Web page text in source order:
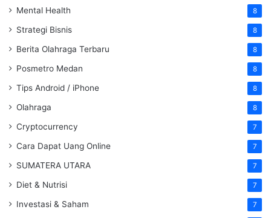
Mental Health 8
Strategi Bisnis 8
Berita Olahraga Terbaru 8
Posmetro Medan 8
Tips Android / iPhone 8
Olahraga 8
Cryptocurrency 7
Cara Dapat Uang Online 7
SUMATERA UTARA 7
Diet & Nutrisi 7
Investasi & Saham 7